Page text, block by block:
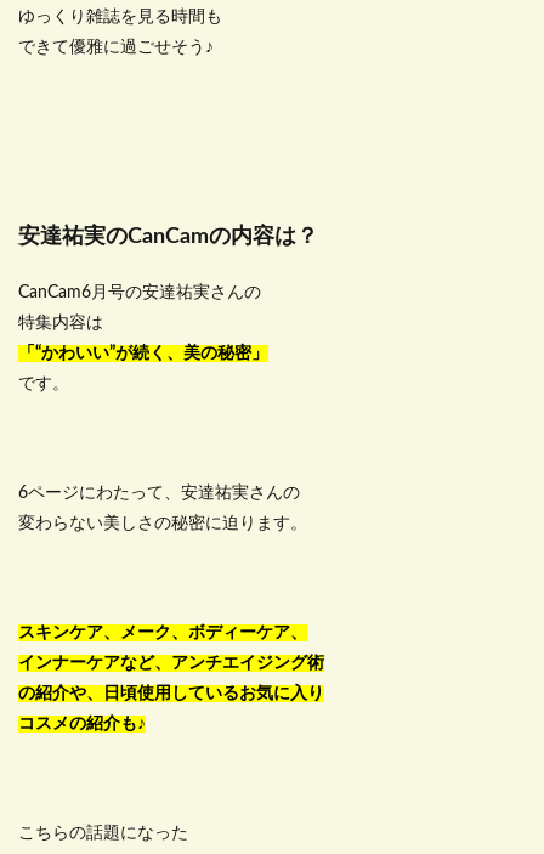
ゆっくり雑誌を見る時間も
できて優雅に過ごせそう♪
安達祐実のCanCamの内容は？
CanCam6月号の安達祐実さんの
特集内容は
「“かわいい”が続く、美の秘密」
です。
6ページにわたって、安達祐実さんの
変わらない美しさの秘密に迫ります。
スキンケア、メーク、ボディーケア、
インナーケアなど、アンチエイジング術
の紹介や、日頃使用しているお気に入り
コスメの紹介も♪
こちらの話題になった